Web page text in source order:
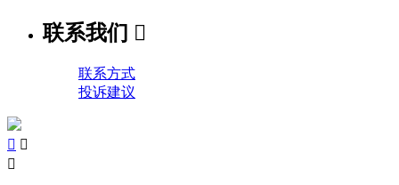
联系我们 
联系方式
投诉建议
 
